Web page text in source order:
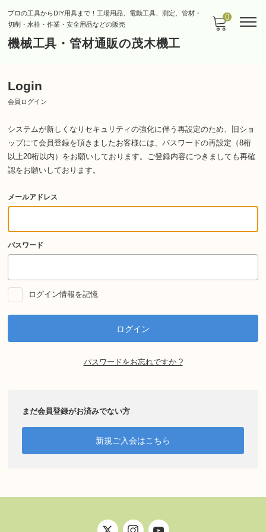
プロの工具からDIY用具まで！工場用品、電動工具、測定、管材・
切削・水栓・作業・安全用品などの販売
機械工具・管材通販の茂木機工
0
Login
会員ログイン
システムが新しくなりセキュリティの強化に伴う再設定のため、旧ショ
ップにて会員登録を頂きましたお客様には、パスワードの再設定（8桁
以上20桁以内）をお願いしております。 ご登録内容につきましても再確
認をお願いしております。
メールアドレス
パスワード
ログイン情報を記憶
パスワードをお忘れですか ?
まだ会員登録がお済みでない方
新規ご入会はこちら